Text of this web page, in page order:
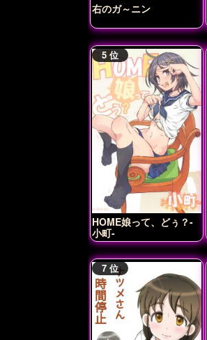
右のガ～ニン
HOME娘って、どぅ？-
小町-